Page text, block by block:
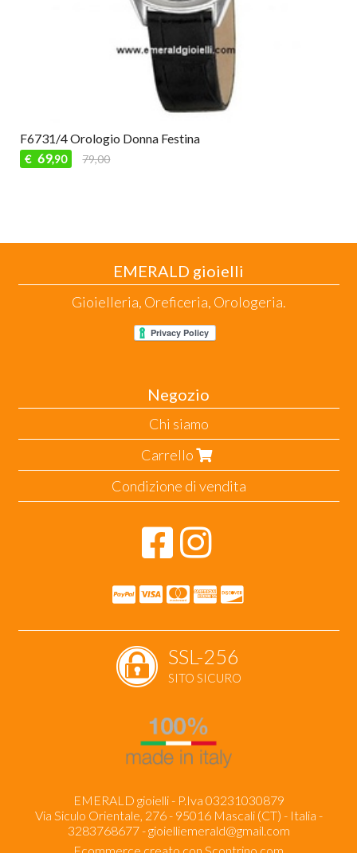
F6731/4 Orologio Donna Festina
€ 69,90 79,00
EMERALD gioielli
Gioielleria, Oreficeria, Orologeria.
Negozio
Chi siamo
Carrello
Condizione di vendita
SSL-256
SITO SICURO
EMERALD gioielli - P.Iva 03231030879
Via Siculo Orientale, 276 - 95016 Mascali (CT) - Italia -
3283768677 -gioielliemerald@gmail.com